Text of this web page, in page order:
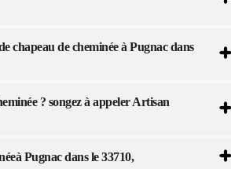
chapeau de cheminée à Pugnac dans
? songez à appeler Artisan
Pugnac dans le 33710,